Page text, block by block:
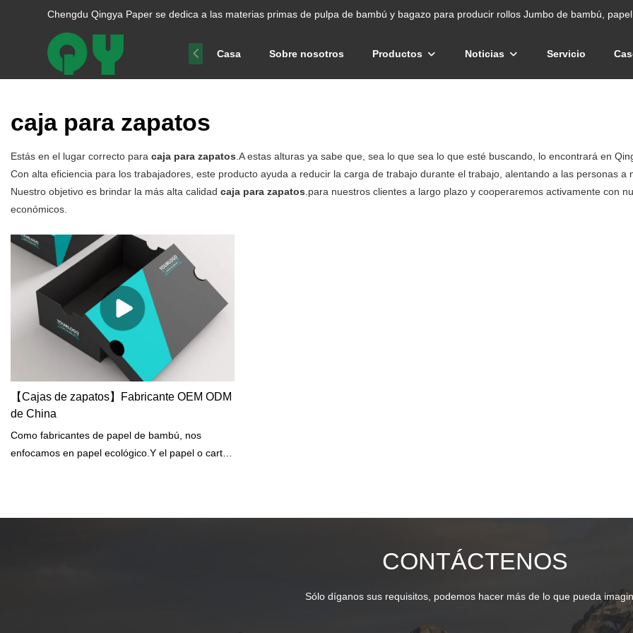
Chengdu Qingya Paper se dedica a las materias primas de pulpa de bambú y bagazo para producir rollos Jumbo de bambú,
Casa Sobre nosotros Productos Noticias Servicio
caja para zapatos
Estás en el lugar correcto para caja para zapatos.A estas alturas ya sabe que, sea lo que sea lo que esté buscando, lo encontrará en
Con alta eficiencia para los trabajadores, este producto ayuda a reducir la carga de trabajo durante el trabajo, alentando a las personas a
Nuestro objetivo es brindar la más alta calidad caja para zapatos.para nuestros clientes a largo plazo y cooperaremos activamente con
económicos.
【Cajas de zapatos】Fabricante OEM ODM
de China
Como fabricantes de papel de bambú, nos
enfocamos en papel ecológico.Y el papel o cartón
CONTÁCTENOS
Sólo díganos sus requisitos, podemos hacer más de lo que pueda